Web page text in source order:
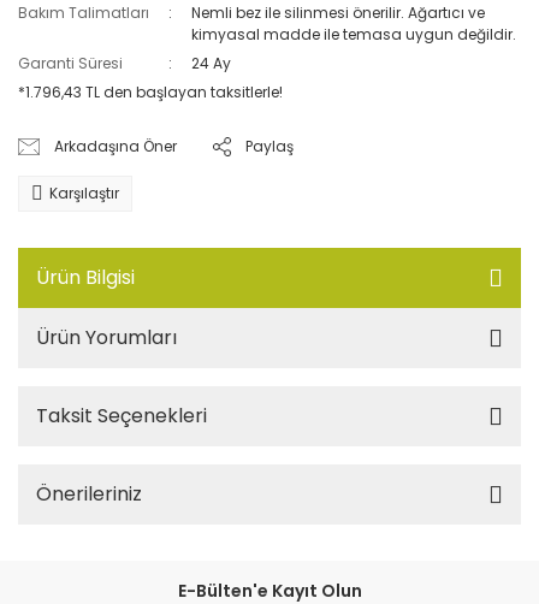
Bakım Talimatları
Nemli bez ile silinmesi önerilir. Ağartıcı ve
kimyasal madde ile temasa uygun değildir.
Garanti Süresi
24 Ay
*1.796,43 TL den başlayan taksitlerle!
Arkadaşına Öner Paylaş
Karşılaştır
Ürün Bilgisi
Ürün Yorumları
Taksit Seçenekleri
Önerileriniz
E-Bülten'e Kayıt Olun